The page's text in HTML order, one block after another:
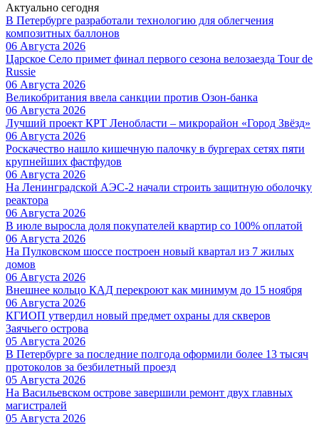
Актуально сегодня
В Петербурге разработали технологию для облегчения
композитных баллонов
06 Августа 2026
Царское Село примет финал первого сезона велозаезда Tour de
Russie
06 Августа 2026
Великобритания ввела санкции против Озон-банка
06 Августа 2026
Лучший проект КРТ Ленобласти – микрорайон «Город Звёзд»
06 Августа 2026
Роскачество нашло кишечную палочку в бургерах сетях пяти
крупнейших фастфудов
06 Августа 2026
На Ленинградской АЭС-2 начали строить защитную оболочку
реактора
06 Августа 2026
В июле выросла доля покупателей квартир со 100% оплатой
06 Августа 2026
На Пулковском шоссе построен новый квартал из 7 жилых
домов
06 Августа 2026
Внешнее кольцо КАД перекроют как минимум до 15 ноября
06 Августа 2026
КГИОП утвердил новый предмет охраны для скверов
Заячьего острова
05 Августа 2026
В Петербурге за последние полгода оформили более 13 тысяч
протоколов за безбилетный проезд
05 Августа 2026
На Васильевском острове завершили ремонт двух главных
магистралей
05 Августа 2026